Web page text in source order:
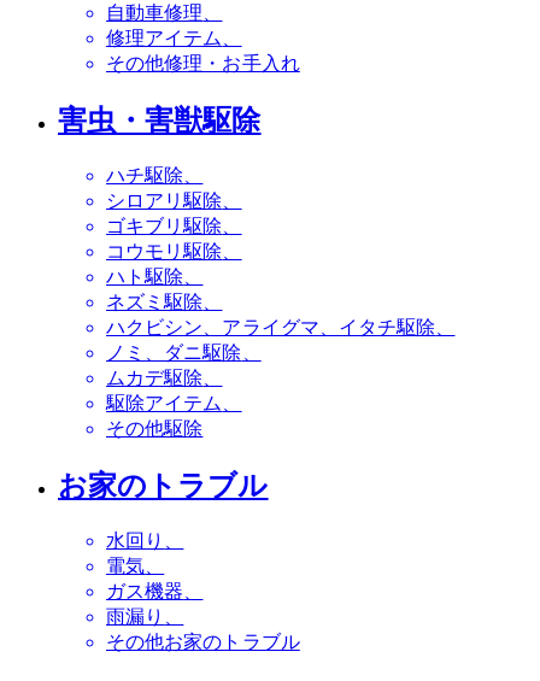
自動車修理
修理アイテム
その他修理・お手入れ
害虫・害獣駆除
ハチ駆除
シロアリ駆除
ゴキブリ駆除
コウモリ駆除
ハト駆除
ネズミ駆除
ハクビシン、アライグマ、イタチ駆除
ノミ、ダニ駆除
ムカデ駆除
駆除アイテム
その他駆除
お家のトラブル
水回り
電気
ガス機器
雨漏り
その他お家のトラブル